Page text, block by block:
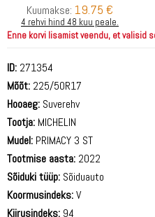
Kuumakse: 19.75 €
4 rehvi hind 48 kuu peale.
Enne korvi lisamist veendu, et valisid
ID: 271354
Mõõt: 225/50R17
Hooaeg: Suverehv
Tootja: MICHELIN
Mudel: PRIMACY 3 ST
Tootmise aasta: 2022
Sõiduki tüüp: Sõiduauto
Koormusindeks:V
Kiirusindeks: 94